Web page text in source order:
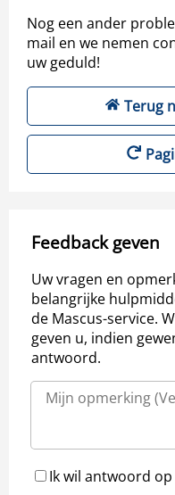
Nog een ander
mail en we nemen
uw geduld!
Terug
Feedback geven
Uw vragen en
belangrijke
de Mascus-service.
geven u, indien
antwoord.
Ik wil antwoord